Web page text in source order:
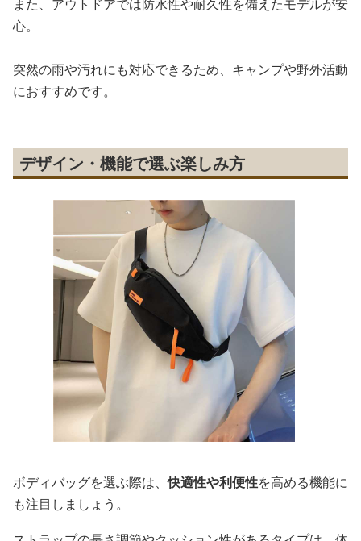
また、アウトドアでは防水性や耐久性を備えたモデルが安
心。
突然の雨や汚れにも対応できるため、キャンプや野外活動
におすすめです。
デザイン・機能で選ぶ楽しみ方
ボディバッグを選ぶ際は、快適性や利便性を高める機能に
も注目しましょう。